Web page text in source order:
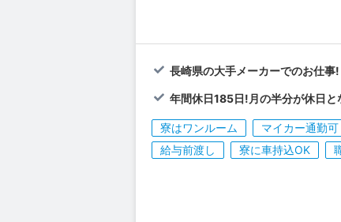
長崎県の大手メーカーでのお仕事!
年間休日185日!月の半分が休日と
寮はワンルーム マイカー通勤可
給与前渡し
寮に車持込OK